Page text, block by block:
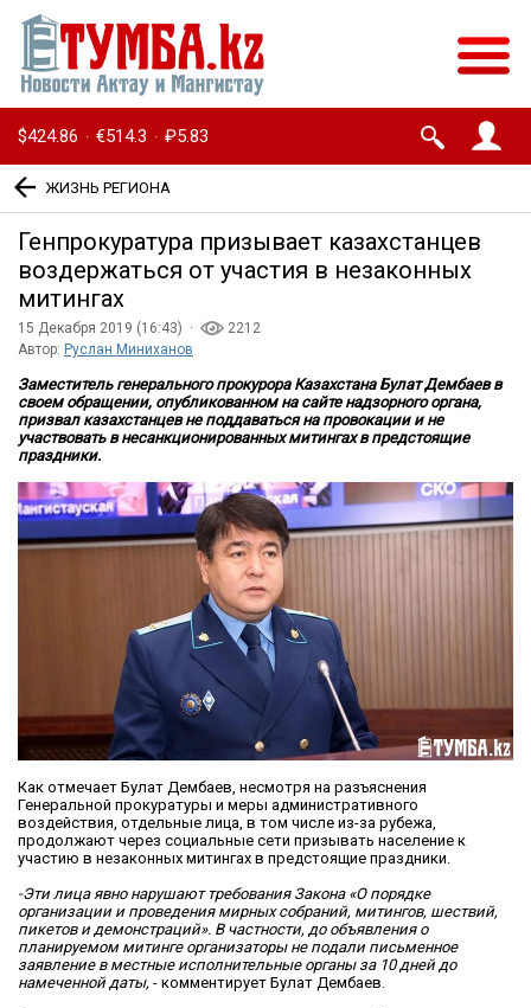
$424.86 · €514.3 · ₽5.83
ЖИЗНЬ РЕГИОНА
Генпрокуратура призывает казахстанцев
воздержаться от участия в незаконных
митингах
15 Декабря 2019 (16:43) ·
2212
Автор: Руслан Миниханов
Заместитель генерального прокурора Казахстана Булат Дембаев в
своем обращении, опубликованном на сайте надзорного органа,
призвал казахстанцев не поддаваться на провокации и не
участвовать в несанкционированных митингах в предстоящие
праздники.
Как отмечает Булат Дембаев, несмотря на разъяснения
Генеральной прокуратуры и меры административного
воздействия, отдельные лица, в том числе из-за рубежа,
продолжают через социальные сети призывать население к
участию в незаконных митингах в предстоящие праздники.
-Эти лица явно нарушают требования Закона «О порядке
организации и проведения мирных собраний, митингов, шествий,
пикетов и демонстраций». В частности, до объявления о
планируемом митинге организаторы не подали письменное
заявление в местные исполнительные органы​ за 10 дней​ до
намеченной даты, - комментирует Булат Дембаев.